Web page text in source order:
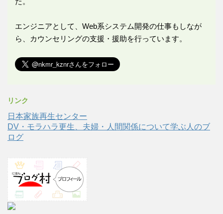
エンジニアとして、Web系システム開発の仕事もしなが
ら、カウンセリングの支援・援助を行っています。
リンク
日本家族再生センター
DV・モラハラ更生、夫婦・人間関係について学ぶ人のブ
ログ